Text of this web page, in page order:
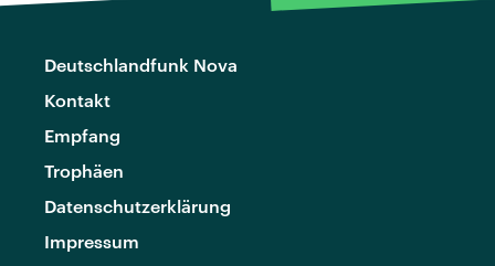
Deutschlandfunk Nova
Kontakt
Empfang
Trophäen
Datenschutzerklärung
Impressum